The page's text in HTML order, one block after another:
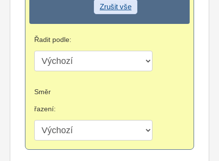
Zrušit vše
Řadit podle:
Směr
řazení: